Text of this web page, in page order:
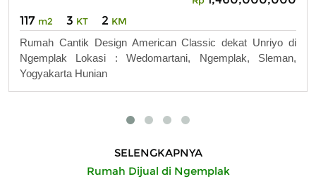
117 m2 3 KT 2 KM
Rumah Cantik Design American Classic dekat Unriyo di
Ngemplak Lokasi : Wedomartani, Ngemplak, Sleman,
Yogyakarta Hunian
SELENGKAPNYA
Rumah Dijual di Ngemplak